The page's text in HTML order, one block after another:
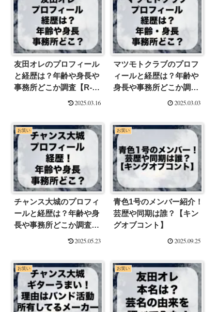
友田オレのプロフィール
と経歴は？年齢や身長や
事務所どこか調査【R-1
グランプリ2025】2025.03.16
マツモトクラブのプロフ
ィールと経歴は？年齢や
身長や事務所どこか調査
【R-1グランプリ2025】
2025.03.03
お笑い
チャンス大城のプロフィ
ールと経歴は？年齢や身
長や事務所どこか調査
【R-1グランプリ2025】
2025.05.23
お笑い
青色1号のメンバー紹介！
芸歴や同期は誰？【キン
グオブコント】
2025.09.25
お笑い お笑い